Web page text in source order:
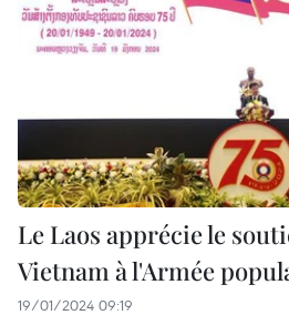
Le Laos apprécie le
Vietnam à l'Armée
19/01/2024 09:19